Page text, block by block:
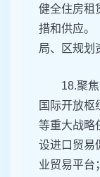
健全住房租
措和供应。
局、区规划
18.聚
国际开放枢
等重大战略
设进口贸易
业贸易平台